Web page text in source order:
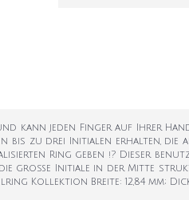
jeden Finger auf Ihrer Hand
zu drei Initialen erhalten, die
Ring geben !? Dieser
die große Initiale in der Mitte
Kollektion Breite: 12,84 mm; Dicke: